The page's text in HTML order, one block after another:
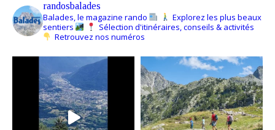
randosbalades
Balades, le magazine rando
Explorez les plus beaux
sentiers
Sélection d'itinéraires, conseils & activités
Retrouvez nos numéros